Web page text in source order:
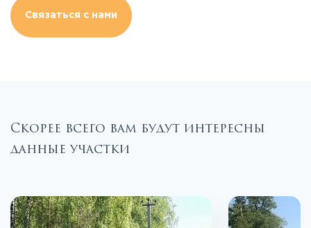
Связаться с нами
Скорее всего вам будут интересны
данные участки